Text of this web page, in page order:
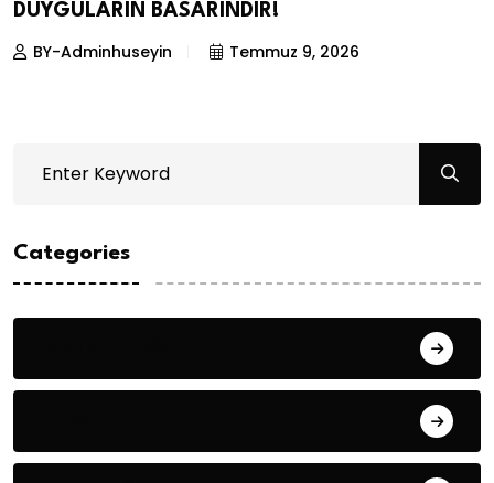
DUYGULARIN BASARINDIR!
BY-Adminhuseyin Temmuz 9, 2026
Categories